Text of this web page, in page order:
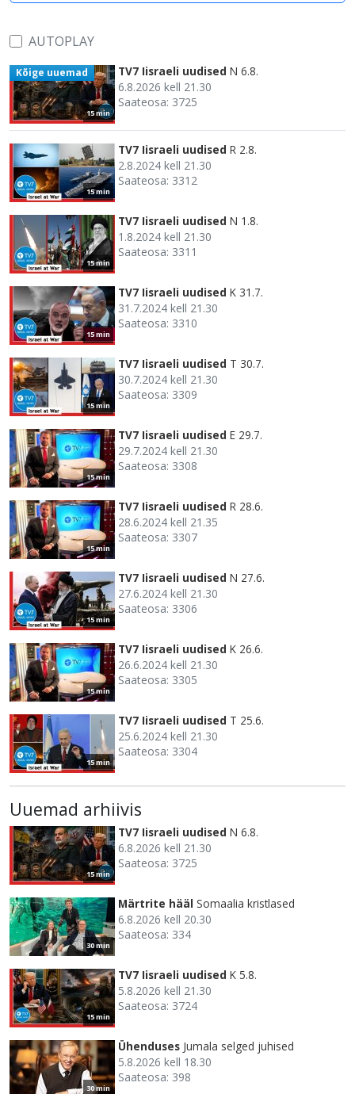
AUTOPLAY
15 min
Kõige uuemad TV7 Iisraeli uudised N 6.8.
6.8.2026 kell 21.30
Saateosa: 3725
15 min
TV7 Iisraeli uudised R 2.8.
2.8.2024 kell 21.30
Saateosa: 3312
15 min
TV7 Iisraeli uudised N 1.8.
1.8.2024 kell 21.30
Saateosa: 3311
15 min
TV7 Iisraeli uudised K 31.7.
31.7.2024 kell 21.30
Saateosa: 3310
15 min
TV7 Iisraeli uudised T 30.7.
30.7.2024 kell 21.30
Saateosa: 3309
15 min
TV7 Iisraeli uudised E 29.7.
29.7.2024 kell 21.30
Saateosa: 3308
15 min
TV7 Iisraeli uudised R 28.6.
28.6.2024 kell 21.35
Saateosa: 3307
15 min
TV7 Iisraeli uudised N 27.6.
27.6.2024 kell 21.30
Saateosa: 3306
15 min
TV7 Iisraeli uudised K 26.6.
26.6.2024 kell 21.30
Saateosa: 3305
15 min
TV7 Iisraeli uudised T 25.6.
25.6.2024 kell 21.30
Saateosa: 3304
Uuemad arhiivis
15 min
TV7 Iisraeli uudised N 6.8.
6.8.2026 kell 21.30
Saateosa: 3725
30 min
Märtrite hääl Somaalia kristlased
6.8.2026 kell 20.30
Saateosa: 334
15 min
TV7 Iisraeli uudised K 5.8.
5.8.2026 kell 21.30
Saateosa: 3724
30 min
Ühenduses Jumala selged juhised
5.8.2026 kell 18.30
Saateosa: 398